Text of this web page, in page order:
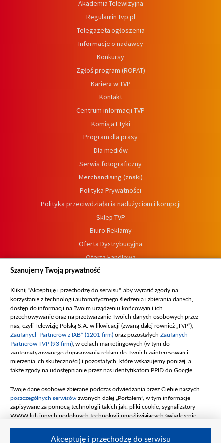
Akademia Telewizyjna
Regulamin tvp.pl
Telegazeta ogłoszenia
Informacje o nadawcy
Konkursy
Zgłoś program (ROPAT)
Kariera w TVP
Kontakt
Centrum informacji TVP
Komisja Etyki
Program dla prasy
Dla mediów
Serwis fotograficzny
Merchandising (znaki)
Polityka Prywatności
Polityka przeciwdziałania nadużyciom i korupcji
Sklep TVP
Biuro Reklamy
Oferta Dystrybucyjna
Oferta Handlowa
Dostępność
Procedura zgłoszeń wewnętrznych
Szanujemy Twoją prywatność
Kliknij "Akceptuję i przechodzę do serwisu", aby wyrazić zgody na
korzystanie z technologii automatycznego śledzenia i zbierania danych,
dostęp do informacji na Twoim urządzeniu końcowym i ich
przechowywanie oraz na przetwarzanie Twoich danych osobowych przez
nas, czyli Telewizję Polską S.A. w likwidacji (zwaną dalej również „TVP”),
Zaufanych Partnerów z IAB* (1201 firm) oraz pozostałych Zaufanych
Partnerów TVP (93 firm) , w celach marketingowych (w tym do
zautomatyzowanego dopasowania reklam do Twoich zainteresowań i
mierzenia ich skuteczności) i pozostałych, które wskazujemy poniżej, a
także zgody na udostępnianie przez nas identyfikatora PPID do Google.
Twoje dane osobowe zbierane podczas odwiedzania przez Ciebie naszych
poszczególnych serwisów zwanych dalej „Portalem”, w tym informacje
zapisywane za pomocą technologii takich jak: pliki cookie, sygnalizatory
WWW lub innych podobnych technologii umożliwiających świadczenie
Akceptuję i przechodzę do serwisu